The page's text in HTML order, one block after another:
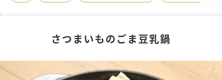
商品情報さつまいものごま豆乳鍋